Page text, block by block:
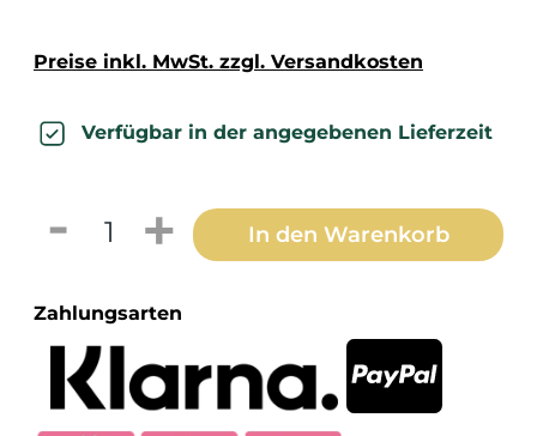
Preise inkl. MwSt. zzgl. Versandkosten
Verfügbar in der angegebenen Lieferzeit
Produkt Anzahl: Gib den
In den Warenkorb
Zahlungsarten